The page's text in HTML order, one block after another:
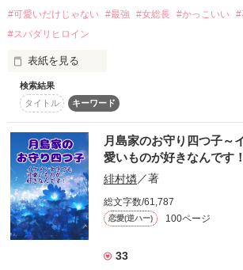
第三部開始→'22/06/17
第三部　完→’22/09/20
第四部開始→'22/10/01
完全完結→'22/12/02
誤字脱字修正中
'22/12/16　第一部完了
お話です。
＊地味同盟の定義
地味男もしくは地味子が二人以上登場する
す。
＊表紙イラストはまかろんK様のフリーイ
「あははっ。おもしろいね、きみ。名前は？
「ドキドキしちゃったの？ほんと、おもし
「自分がやったことなのに、赤くなっちゃう
「夕華が帰る場所は、俺のいるところでしょ
豹変（ひょうへん）した帝王さまの溺愛は、
私を捕らえて離さない、くさりなのだと……
――――――――――――――――
鋼メンタルな超貧乏
Setsuna
×
もう得るものはなにもない？
得体の知れないお金持ち
なんと、ケンカ好きの不良が集まる
男子だらけの高校だった!?
「こいつは、俺の女だ」
さらに、あることがキッカケで
仮の彼女になることに。
＊ ＊ ＊
ケンカ最強のクールなヤンキー
黒澤 璃久
#可愛いだけじゃない #最強 #女総長 #かっこいい #
#スパダリヒロイン
表紙を見る
般生徒は「ミオさん」と憧れ、幹部は「レイ
る。
私立鳳学園の頂点に君臨する、最狂の敬語
「頭を下げたままで結構ですよ。どうせ、二
せる機会はありませんから」
ー私の世界には、最初から誰もいなかった
検索結果
タイトル
キーワード
月島家のお守り四つ子～
愛いものが好きなんです
緋村燐／著
総文字数/61,787
恋愛(逆ハー) 100ページ
33